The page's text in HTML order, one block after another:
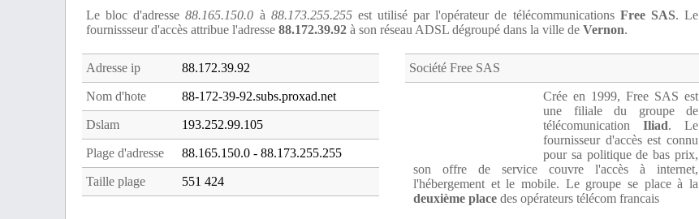
Le bloc d'adresse88.165.150.0 à 88.173.255.255est utilisé par l'opérateur de télécommunications Free SAS. Le
fournissseur d'accès attribue l'adresse 88.172.39.92 à son réseau ADSL dégroupé dans la ville de Vernon.
Adresse ip 88.172.39.92
Nom d'hote 88-172-39-92.subs.proxad.net
Dslam 193.252.99.105
Plage d'adresse 88.165.150.0 - 88.173.255.255
Taille plage 551 424
Société Free SAS
Crée en 1999, Free SAS est
une filiale du groupe de
télécomunication Iliad. Le
fournisseur d'accès est connu
pour sa politique de bas prix,
son offre de service couvre l'accès à internet,
l'hébergement et le mobile. Le groupe se place à la
deuxième place des opérateurs télécom francais